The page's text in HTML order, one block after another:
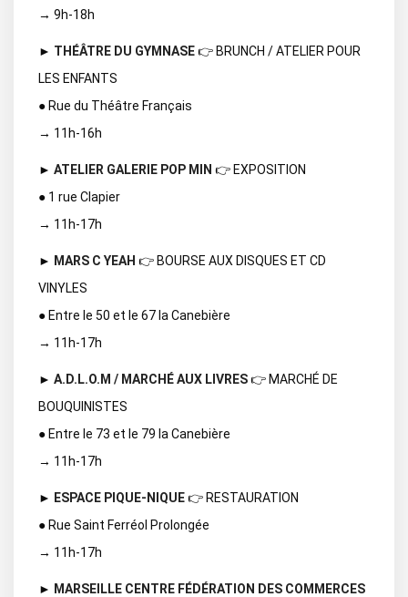
→ 9h-18h
► THÉÂTRE DU GYMNASE👉 BRUNCH / ATELIER POUR
LES ENFANTS
● Rue du Théâtre Français
→ 11h-16h
► ATELIER GALERIE POP MIN 👉 EXPOSITION
● 1 rue Clapier
→ 11h-17h
► MARS C YEAH 👉 BOURSE AUX DISQUES ET CD
VINYLES
● Entre le 50 et le 67 la Canebière
→ 11h-17h
► A.D.L.O.M / MARCHÉ AUX LIVRES👉 MARCHÉ DE
BOUQUINISTES
● Entre le 73 et le 79 la Canebière
→ 11h-17h
► ESPACE PIQUE-NIQUE👉 RESTAURATION
● Rue Saint Ferréol Prolongée
→ 11h-17h
► MARSEILLE CENTRE FÉDÉRATION DES COMMERCES